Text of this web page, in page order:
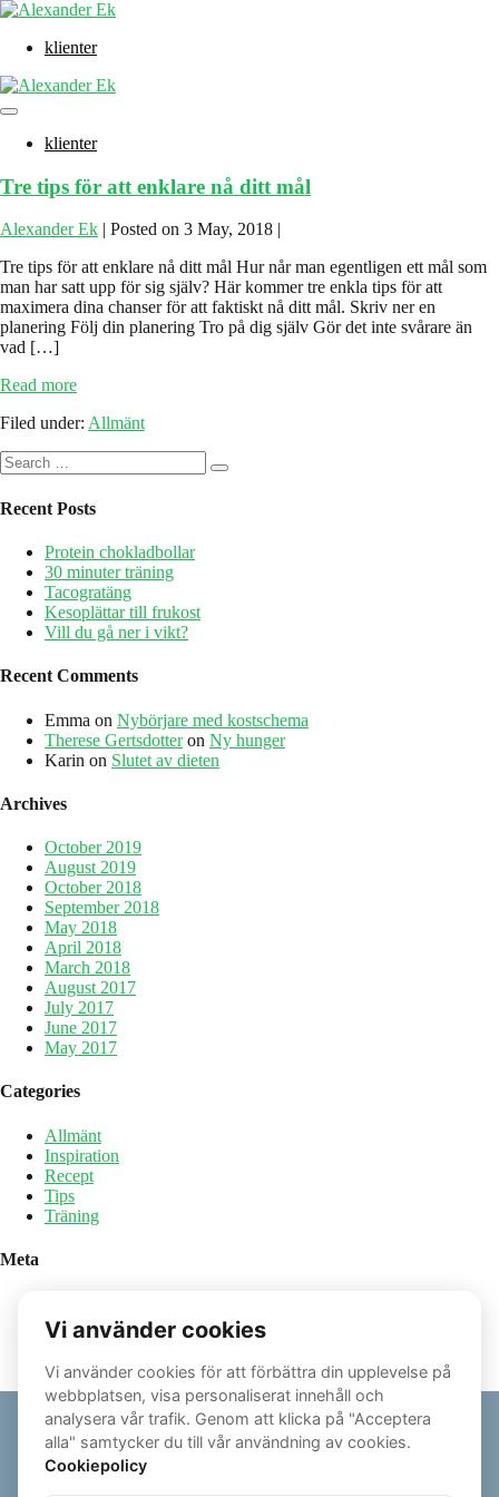
Skip
contentklienter
Menu
Toggleklienter
Tre tips för att enklare nå ditt mål
Alexander Ek | Posted on 3 May, 2018 |
Tre tips för att enklare nå ditt mål Hur når man egentligen ett mål som
man har satt upp för sig själv? Här kommer tre enkla tips för att
maximera dina chanser för att faktiskt nå ditt mål. Skriv ner en
planering Följ din planering Tro på dig själv Gör det inte svårare än
vad […]
Read moreTre
för
ditt
Filed under: Allmänt
Search
for:
Recent Posts
Protein chokladbollar
30 minuter träning
Tacogratäng
Kesoplättar till frukost
Vill du gå ner i vikt?
Recent Comments
Emma on Nybörjare med kostschema
Therese Gertsdotteron Ny hunger
Karin on Slutet av dieten
Archives
October 2019
August 2019
October 2018
September 2018
May 2018
April 2018
March 2018
August 2017
July 2017
June 2017
May 2017
Categories
Allmänt
Inspiration
Recept
Tips
Träning
Meta
Entries feed
Comments feed
WordPress.org
© 2026 - ALEXANDEREK.SE | ALL RIGHTS RESERVED
POWERED BY ZENFIT - PERSONAL TRAINER SOFTWARE
PRIVACY